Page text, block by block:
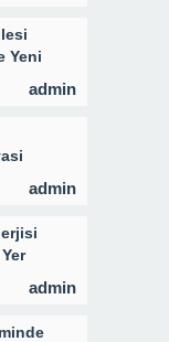
Yeni
admin
admin
admin